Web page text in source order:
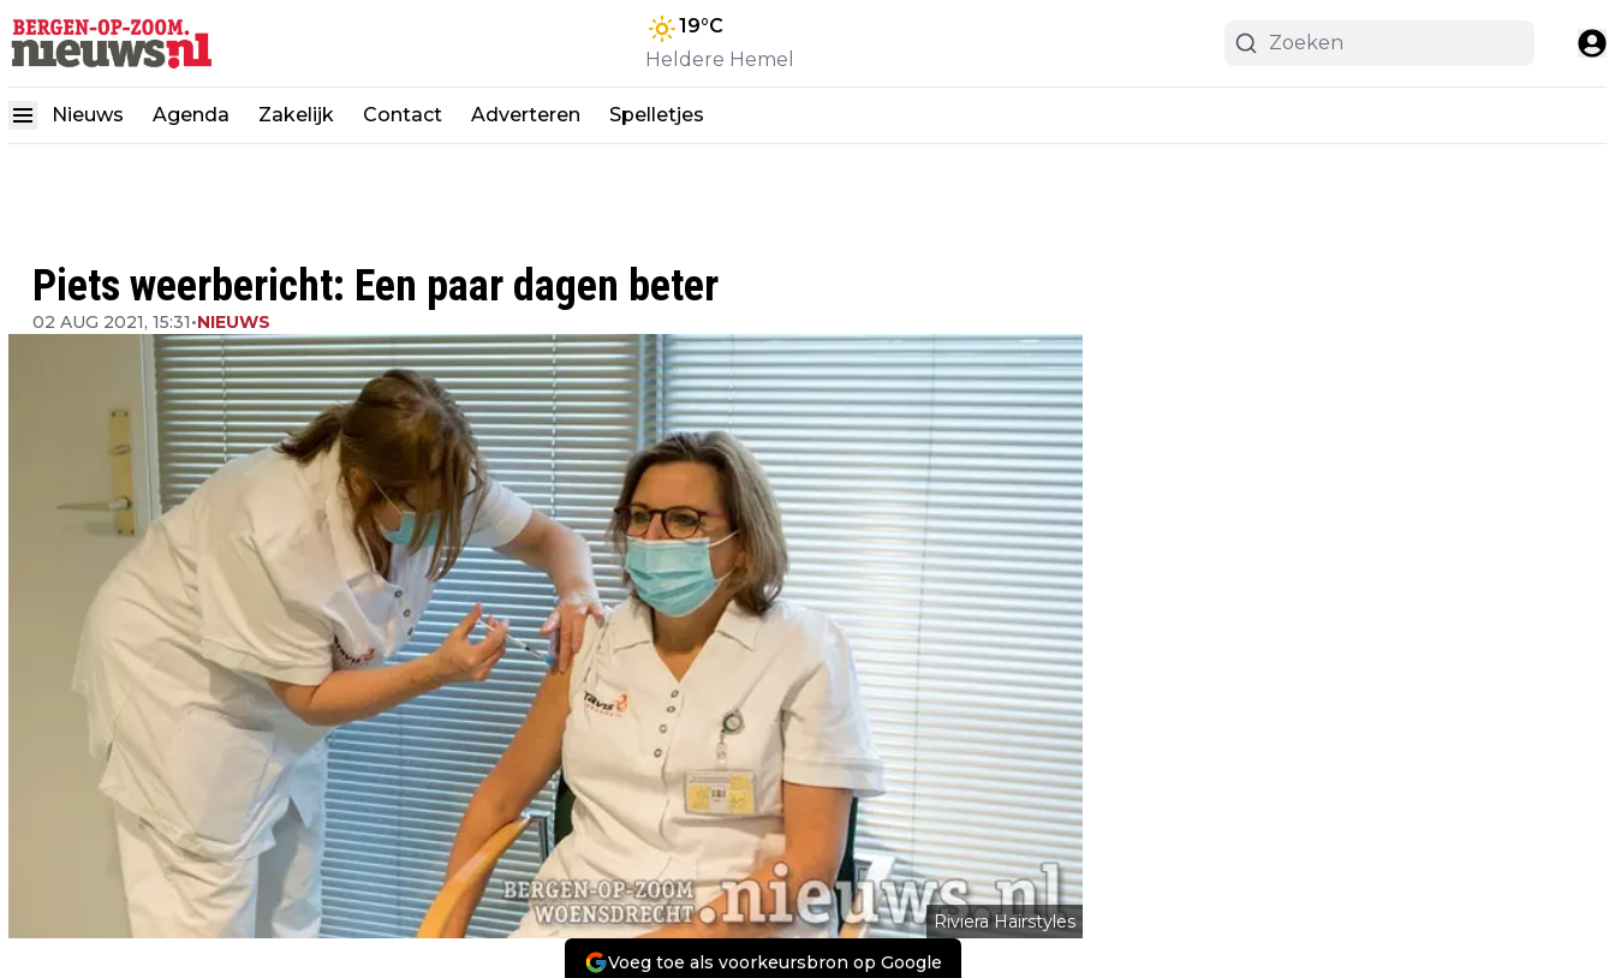
19°C
Heldere Hemel
Nieuws Agenda Zakelijk Contact Adverteren Spelletjes
Piets weerbericht: Een paar dagen beter
02 AUG 2021, 15:31•NIEUWS
Riviera Hairstyles
Voeg toe als voorkeursbron op Google